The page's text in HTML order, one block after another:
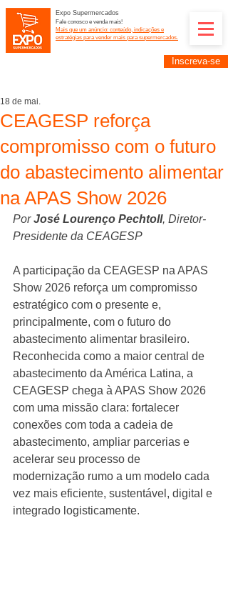
Expo Supermercados
Fale conosco e venda mais!
Mais que um anúncio: conteúdo, indicações e
estratégias para vender mais para supermercados.
Inscreva-se
CEAGESP reforça
compromisso com o futuro
do abastecimento alimentar
na APAS Show 2026
18 de mai.
Por José Lourenço Pechtoll, Diretor-
Presidente da CEAGESP
A participação da CEAGESP na APAS
Show 2026 reforça um compromisso
estratégico com o presente e,
principalmente, com o futuro do
abastecimento alimentar brasileiro.
Reconhecida como a maior central de
abastecimento da América Latina, a
CEAGESP chega à APAS Show 2026
com uma missão clara: fortalecer
conexões com toda a cadeia de
abastecimento, ampliar parcerias e
acelerar seu processo de
modernização rumo a um modelo cada
vez mais eficiente, sustentável, digital e
integrado logisticamente.